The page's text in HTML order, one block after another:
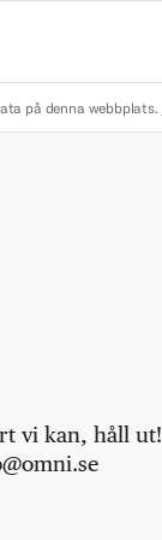
på denna webbplats.
vi kan, håll ut!